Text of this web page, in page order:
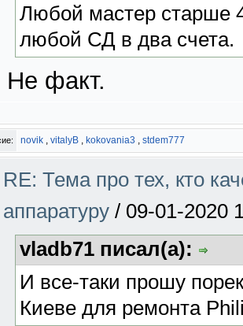
Любой мастер старше
любой СД в два счета.
Не факт.
novik , vitalyB , kokovania3 , stdem777
RE: Тема про тех, кто
аппаратуру / 09-01-2020
vladb71 писал(а):
И все-таки прошу
Киеве для ремонта